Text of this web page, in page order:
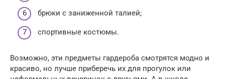
брюки с заниженной талией;
спортивные костюмы.
Возможно, эти предметы гардероба смотрятся модно и
красиво, но лучше приберечь их для прогулок или